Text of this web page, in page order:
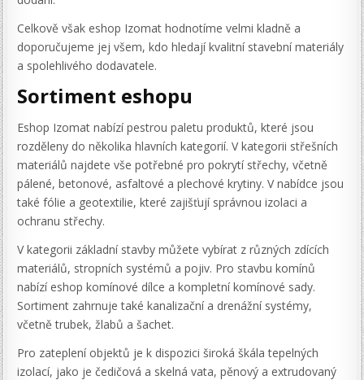
Celkově však eshop Izomat hodnotíme velmi kladně a
doporučujeme jej všem, kdo hledají kvalitní stavební materiály
a spolehlivého dodavatele.
Sortiment eshopu
Eshop Izomat nabízí pestrou paletu produktů, které jsou
rozděleny do několika hlavních kategorií. V kategorii střešních
materiálů najdete vše potřebné pro pokrytí střechy, včetně
pálené, betonové, asfaltové a plechové krytiny. V nabídce jsou
také fólie a geotextilie, které zajišťují správnou izolaci a
ochranu střechy.
V kategorii základní stavby můžete vybírat z různých zdících
materiálů, stropních systémů a pojiv. Pro stavbu komínů
nabízí eshop komínové dílce a kompletní komínové sady.
Sortiment zahrnuje také kanalizační a drenážní systémy,
včetně trubek, žlabů a šachet.
Pro zateplení objektů je k dispozici široká škála tepelných
izolací, jako je čedičová a skelná vata, pěnový a extrudovaný